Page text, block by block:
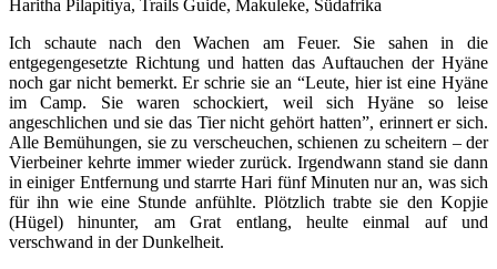
Haritha Pilapitiya, Trails Guide, Makuleke, Südafrika
Ich schaute nach den Wachen am Feuer. Sie sahen in die
entgegengesetzte Richtung und hatten das Auftauchen der Hyäne
noch gar nicht bemerkt. Er schrie sie an “Leute, hier ist eine Hyäne
im Camp. Sie waren schockiert, weil sich Hyäne so leise
angeschlichen und sie das Tier nicht gehört hatten”, erinnert er sich.
Alle Bemühungen, sie zu verscheuchen, schienen zu scheitern – der
Vierbeiner kehrte immer wieder zurück. Irgendwann stand sie dann
in einiger Entfernung und starrte Hari fünf Minuten nur an, was sich
für ihn wie eine Stunde anfühlte. Plötzlich trabte sie den Kopjie
(Hügel) hinunter, am Grat entlang, heulte einmal auf und
verschwand in der Dunkelheit.